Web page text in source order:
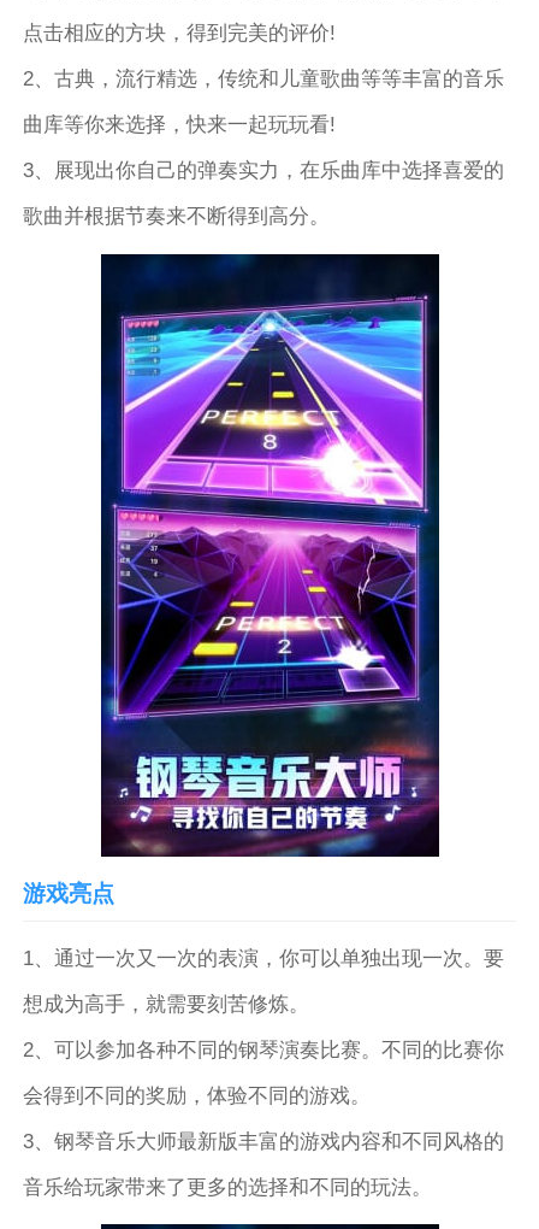
点击相应的方块，得到完美的评价!
2、古典，流行精选，传统和儿童歌曲等等丰富的音乐
曲库等你来选择，快来一起玩玩看!
3、展现出你自己的弹奏实力，在乐曲库中选择喜爱的
歌曲并根据节奏来不断得到高分。
游戏亮点
1、通过一次又一次的表演，你可以单独出现一次。要
想成为高手，就需要刻苦修炼。
2、可以参加各种不同的钢琴演奏比赛。不同的比赛你
会得到不同的奖励，体验不同的游戏。
3、钢琴音乐大师最新版丰富的游戏内容和不同风格的
音乐给玩家带来了更多的选择和不同的玩法。